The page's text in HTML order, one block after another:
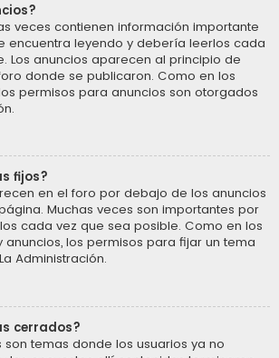
veces contienen información importante
encuentra leyendo y debería leerlos cada
Los anuncios aparecen al principio de
donde se publicaron. Como en los
permisos para anuncios son otorgados
fijos?
en el foro por debajo de los anuncios
Muchas veces son importantes por
cada vez que sea posible. Como en los
anuncios, los permisos para fijar un tema
Administración.
cerrados?
son temas donde los usuarios ya no